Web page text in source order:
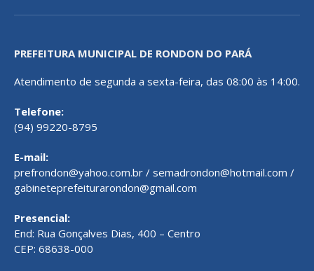
PREFEITURA MUNICIPAL DE RONDON DO PARÁ
Atendimento de segunda a sexta-feira, das 08:00 às 14:00.
Telefone:
(94) 99220-8795
E-mail:
prefrondon@yahoo.com.br / semadrondon@hotmail.com /
gabineteprefeiturarondon@gmail.com
Presencial:
End: Rua Gonçalves Dias, 400 – Centro
CEP: 68638-000